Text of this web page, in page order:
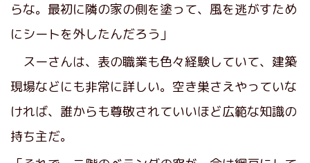
らな。最初に隣の家の側を塗って、風を逃がすため
にシートを外したんだろう」
スーさんは、表の職業も色々経験していて、建築
現場などにも非常に詳しい。空き巣さえやっていな
ければ、誰からも尊敬されていいほど広範な知識の
持ち主だ。